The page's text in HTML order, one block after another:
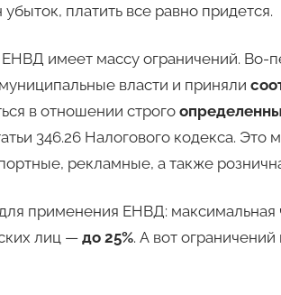
платить все равно придется.
имеет массу ограничений. Во-
власти и приняли
в отношении строго
346.26 Налогового кодекса.
рекламные, а также
для применения ЕНВД:
лиц — до 25%. А вот